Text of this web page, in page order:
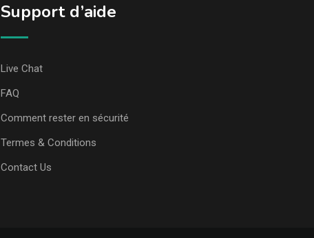
Support d’aide
Live Chat
FAQ
Comment rester en sécurité
Termes & Conditions
Contact Us